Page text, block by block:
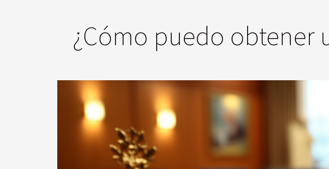
¿Cómo puedo obtener